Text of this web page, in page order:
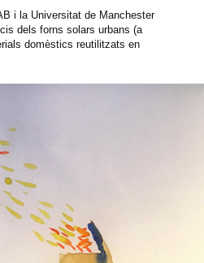
i la Universitat de Manchester
dels forns solars urbans (a
domèstics reutilitzats en